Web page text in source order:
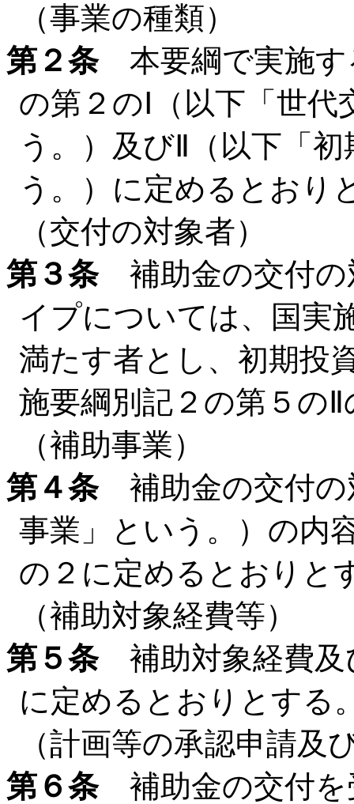
（事業の種類）
第２条本要綱で実施す
の第２のⅠ（以下「世
う。）及びⅡ（以下「
う。）に定めるとおり
（交付の対象者）
第３条補助金の交付の
イプについては、国実
満たす者とし、初期投
施要綱別記２の第５の
（補助事業）
第４条補助金の交付の
事業」という。）の内
の２に定めるとおりと
（補助対象経費等）
第５条補助対象経費及
に定めるとおりとする
（計画等の承認申請及
第６条補助金の交付を